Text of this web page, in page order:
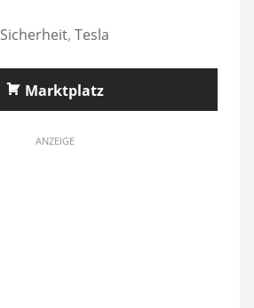
Sicherheit, Tesla
Marktplatz
ANZEIGE